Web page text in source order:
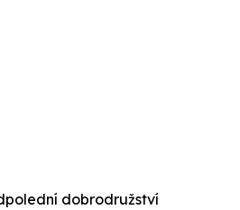
dobrodružství